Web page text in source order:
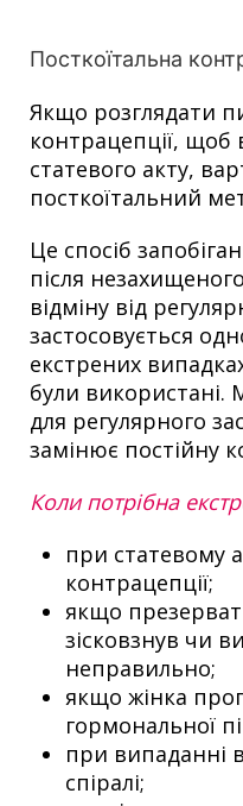
Посткоїтальна
Якщо розглядати
контрацепції, щоб
статевого акту,
посткоїтальний
Це спосіб
після
відміну від
застосовується
екстрених
були
для регулярного
замінює постійну
Коли потрібна
при статевому
контрацепції;
якщо
зісковзнув чи
неправильно;
якщо жінка
гормональної
при випаданні
спіралі;